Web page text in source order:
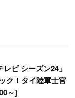
ビ シーズン24」
ク！タイ陸軍士官
～]